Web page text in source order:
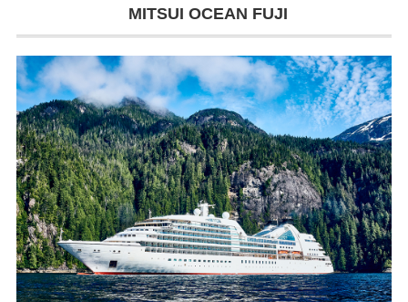
MITSUI OCEAN FUJI